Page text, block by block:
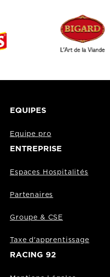
EQUIPES
Equipe pro
ENTREPRISE
Espaces Hospitalités
Partenaires
Groupe & CSE
Taxe d'apprentissage
RACING 92